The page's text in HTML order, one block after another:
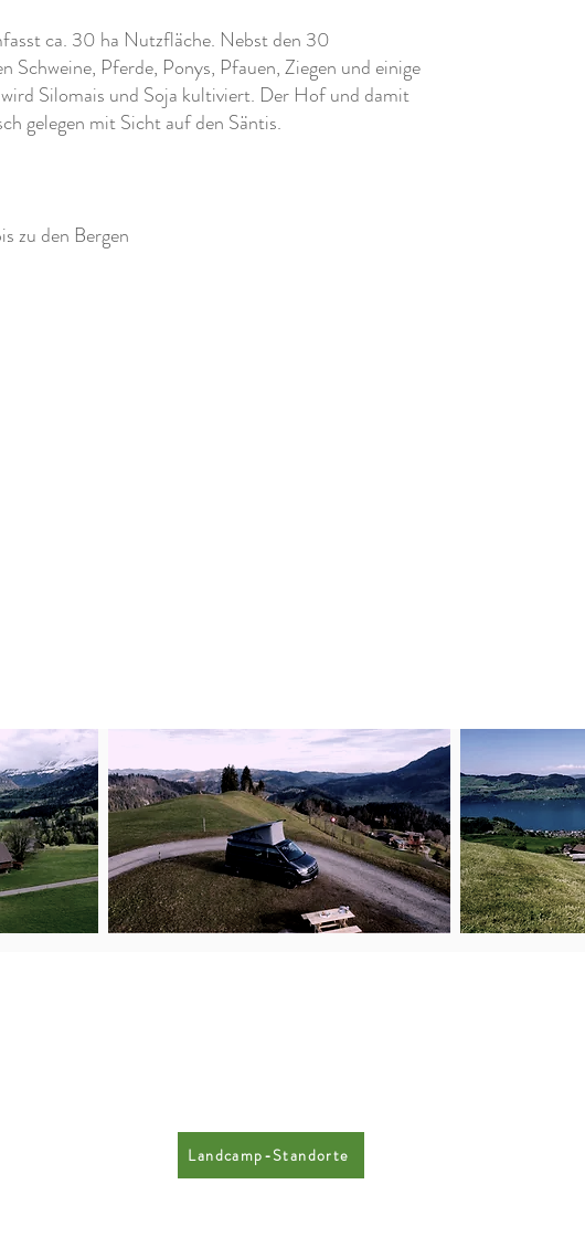
ca. 30 ha Nutzfläche. Nebst den 30
Schweine, Pferde, Ponys, Pfauen, Ziegen und einige
Silomais und Soja kultiviert. Der Hof und damit
gelegen mit Sicht auf den Säntis.
zu den Bergen
Landcamp-Standorte